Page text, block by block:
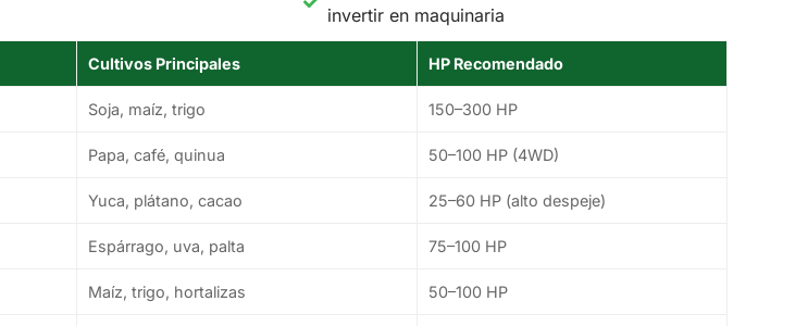
invertir en maquinaria
Cultivos Principales HP Recomendado
Soja, maíz, trigo 150–300 HP
Papa, café, quinua 50–100 HP (4WD)
Yuca, plátano, cacao 25–60 HP (alto despeje)
Espárrago, uva, palta 75–100 HP
Maíz, trigo, hortalizas 50–100 HP